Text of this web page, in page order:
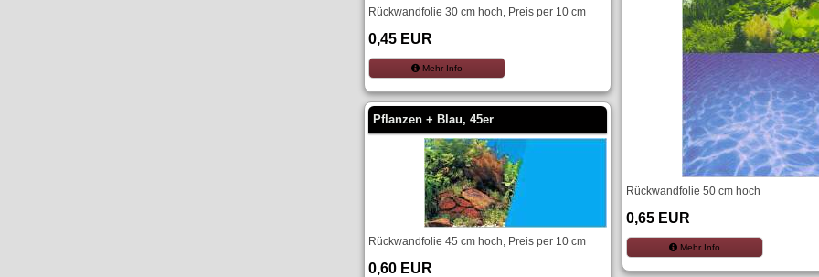
Rückwandfolie 30 cm hoch, Preis per 10 cm
0,45 EUR
Mehr Info
Pflanzen + Blau, 45er
Rückwandfolie 45 cm hoch, Preis per 10 cm
0,60 EUR
Rückwandfolie 50 cm hoch
0,65 EUR
Mehr Info